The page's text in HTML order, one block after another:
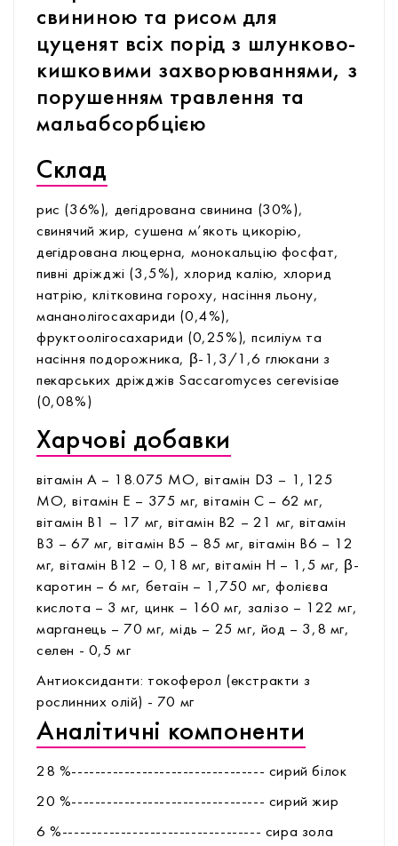
свининою та рисом для
цуценят всіх порід з шлунково-
кишковими захворюваннями, з
порушенням травлення та
мальабсорбцією
Склад
рис (36%), дегідрована свинина (30%),
свинячий жир, сушена м’якоть цикорію,
дегідрована люцерна, монокальцію фосфат,
пивні дріжджі (3,5%), хлорид калію, хлорид
натрію, клітковина гороху, насіння льону,
мананолігосахариди (0,4%),
фруктоолігосахариди (0,25%), псиліум та
насіння подорожника, β-1,3/1,6 глюкани з
пекарських дріжджів Saccaromyces cerevisiae
(0,08%)
Харчові добавки
вітамін А – 18.075 МО, вітамін D3 – 1,125
МО, вітамін Е – 375 мг, вітамін С – 62 мг,
вітамін В1 – 17 мг, вітамін В2 – 21 мг, вітамін
В3 – 67 мг, вітамін В5 – 85 мг, вітамін В6 – 12
мг, вітамін В12 – 0,18 мг, вітамін Н – 1,5 мг, β-
каротин – 6 мг, бетаїн – 1,750 мг, фолієва
кислота – 3 мг, цинк – 160 мг, залізо – 122 мг,
марганець – 70 мг, мідь – 25 мг, йод – 3,8 мг,
селен - 0,5 мг
Антиоксиданти: токоферол (екстракти з
рослинних олій) - 70 мг
Аналітичні компоненти
28 %--------------------------------- сирий білок
20 %--------------------------------- сирий жир
6 %---------------------------------- сира зола